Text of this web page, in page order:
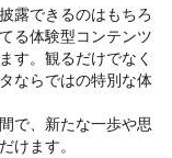
露できるのはもちろ
る体験型コンテンツ
す。観るだけでなく
ならではの特別な体
で、新たな一歩や思
けます。